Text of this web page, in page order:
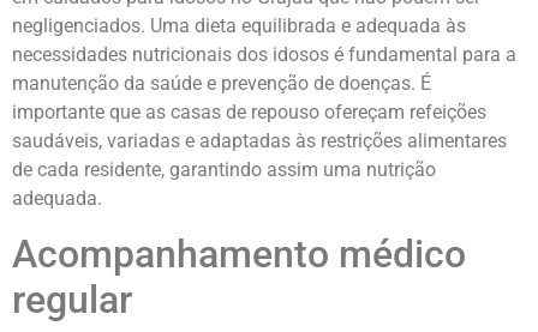
negligenciados. Uma dieta equilibrada e adequada às
necessidades nutricionais dos idosos é fundamental para a
manutenção da saúde e prevenção de doenças. É
importante que as casas de repouso ofereçam refeições
saudáveis, variadas e adaptadas às restrições alimentares
de cada residente, garantindo assim uma nutrição
adequada.
Acompanhamento médico
regular